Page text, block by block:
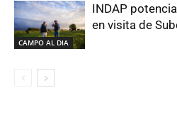
CAMPO AL DIA
INDAP
en visita de